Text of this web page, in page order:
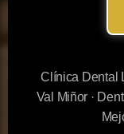
Clínica Dental
Val Miñor ·